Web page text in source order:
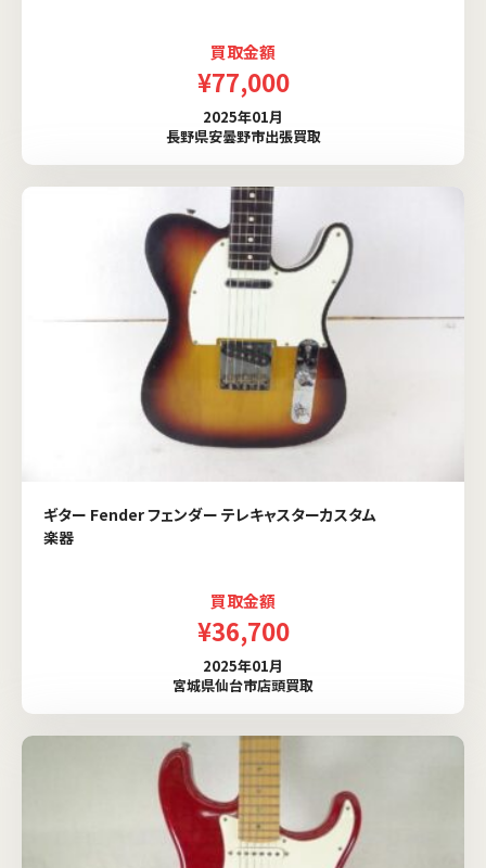
買取金額
¥77,000
2025年01月
長野県安曇野市出張買取
ギター Fender フェンダー テレキャスターカスタム
楽器
買取金額
¥36,700
2025年01月
宮城県仙台市店頭買取